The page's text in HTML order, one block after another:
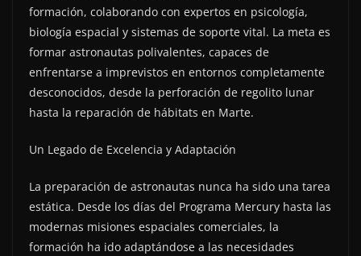
formación, colaborando con expertos en psicología,
biología espacial y sistemas de soporte vital. La meta es
formar astronautas polivalentes, capaces de
enfrentarse a imprevistos en entornos completamente
desconocidos, desde la perforación de regolito lunar
hasta la reparación de hábitats en Marte.
Un Legado de Excelencia y Adaptación
La preparación de astronautas nunca ha sido una tarea
estática. Desde los días del Programa Mercury hasta las
modernas misiones espaciales comerciales, la
formación ha ido adaptándose a las necesidades